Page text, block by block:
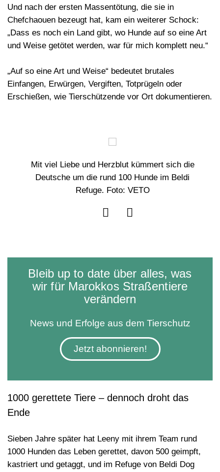
Und nach der ersten Massentötung, die sie in
Chefchaouen bezeugt hat, kam ein weiterer Schock:
„Dass es noch ein Land gibt, wo Hunde auf so eine Art
und Weise getötet werden, war für mich komplett neu.“
„Auf so eine Art und Weise“ bedeutet brutales
Einfangen, Erwürgen, Vergiften, Totprügeln oder
Erschießen, wie Tierschützende vor Ort dokumentieren.
Als Tourist in Chefchaouen sieht man, wie
Straßenhunde friedlich im Stadtzentrum
eine Illusion. Foto: VETO
Bleib up to date über alles, was
wir für Marokkos Straßentiere
verändern
News und Erfolge aus dem Tierschutz
Jetzt abonnieren!
1000 gerettete Tiere – dennoch droht das
Ende
Sieben Jahre später hat Leeny mit ihrem Team rund
1000 Hunden das Leben gerettet, davon 500 geimpft,
kastriert und getaggt, und im Refuge von Beldi Dog